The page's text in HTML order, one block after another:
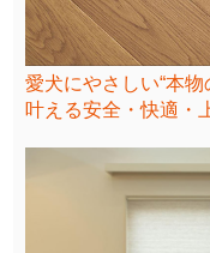
愛犬にやさしい“本
叶える安全・快適・